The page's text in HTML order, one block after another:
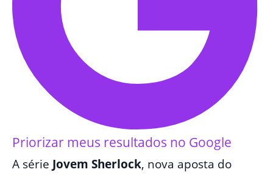
Priorizar meus resultados no Google
A série Jovem Sherlock, nova aposta do